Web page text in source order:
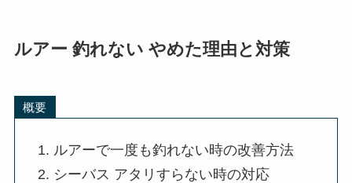
ルアー 釣れない やめた理由と対策
概要
ルアーで一度も釣れない時の改善方法
シーバス アタリすらない時の対応